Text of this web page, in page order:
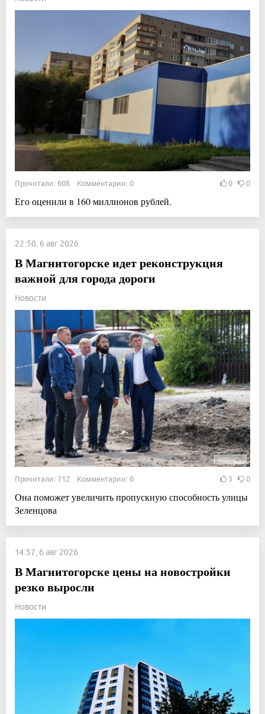
Прочитали: 608 Комментарии: 0 0 0
Его оценили в 160 миллионов рублей.
22:50, 6 авг 2026
В Магнитогорске идет реконструкция
важной для города дороги
Новости
Прочитали: 712 Комментарии: 0 3 0
Она поможет увеличить пропускную способность улицы
Зеленцова
14:57, 6 авг 2026
В Магнитогорске цены на новостройки
резко выросли
Новости